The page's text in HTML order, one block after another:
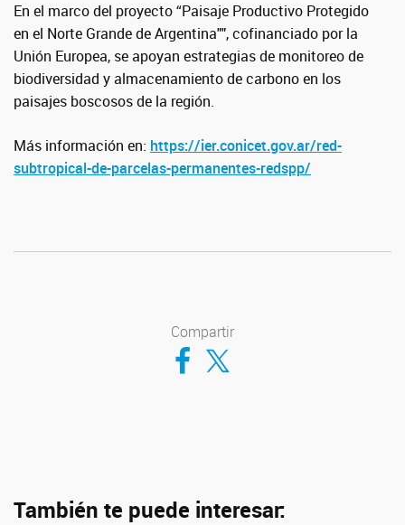
En el marco del proyecto “Paisaje Productivo Protegido
en el Norte Grande de Argentina"", cofinanciado por la
Unión Europea, se apoyan estrategias de monitoreo de
biodiversidad y almacenamiento de carbono en los
paisajes boscosos de la región.
Más información en: https://ier.conicet.gov.ar/red-
subtropical-de-parcelas-permanentes-redspp/
Compartir
Compartir en Facebook
Compartir en Twitter
También te puede interesar: